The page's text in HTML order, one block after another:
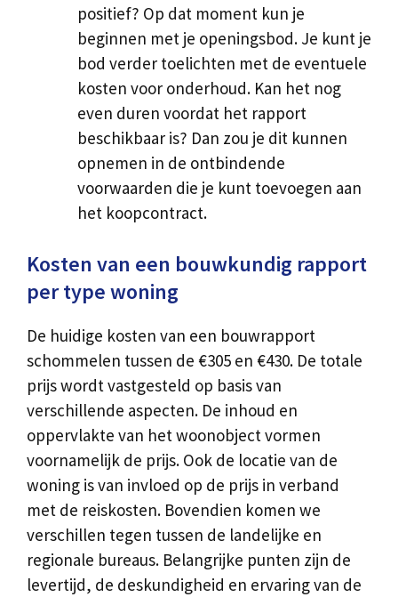
positief? Op dat moment kun je
beginnen met je openingsbod. Je kunt je
bod verder toelichten met de eventuele
kosten voor onderhoud. Kan het nog
even duren voordat het rapport
beschikbaar is? Dan zou je dit kunnen
opnemen in de ontbindende
voorwaarden die je kunt toevoegen aan
het koopcontract.
Kosten van een bouwkundig rapport
per type woning
De huidige kosten van een bouwrapport
schommelen tussen de €305 en €430. De totale
prijs wordt vastgesteld op basis van
verschillende aspecten. De inhoud en
oppervlakte van het woonobject vormen
voornamelijk de prijs. Ook de locatie van de
woning is van invloed op de prijs in verband
met de reiskosten. Bovendien komen we
verschillen tegen tussen de landelijke en
regionale bureaus. Belangrijke punten zijn de
levertijd, de deskundigheid en ervaring van de